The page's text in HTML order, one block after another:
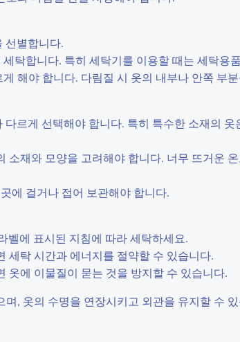
선별합니다.
탁합니다. 특히 세탁기를 이용할 때는 세탁용
해야 합니다. 다림질 시 옷의 내부나 안쪽 부
르게 선택해야 합니다. 특히 특수한 소재의
소재와 모양을 고려해야 합니다. 너무 뜨거운
에 걸거나 접어 보관해야 합니다.
벨에 표시된 지침에 따라 세탁하세요.
세탁 시간과 에너지를 절약할 수 있습니다.
옷에 이물질이 묻는 것을 방지할 수 있습니다.
, 옷의 수명을 연장시키고 외관을 유지할 수